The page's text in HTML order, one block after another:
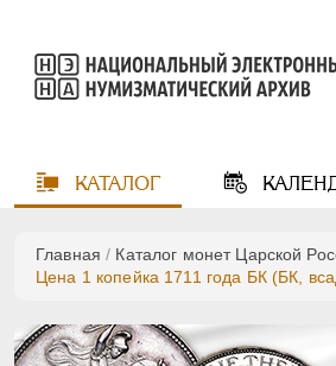
КАТАЛОГ
Главная / Каталог монет Царской
Цена 1 копейка 1711 года БК (БК,